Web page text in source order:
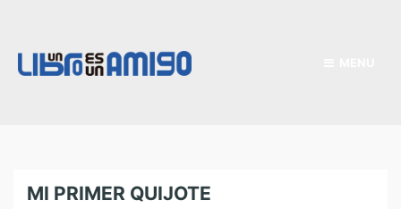
MI PRIMER QUIJOTE